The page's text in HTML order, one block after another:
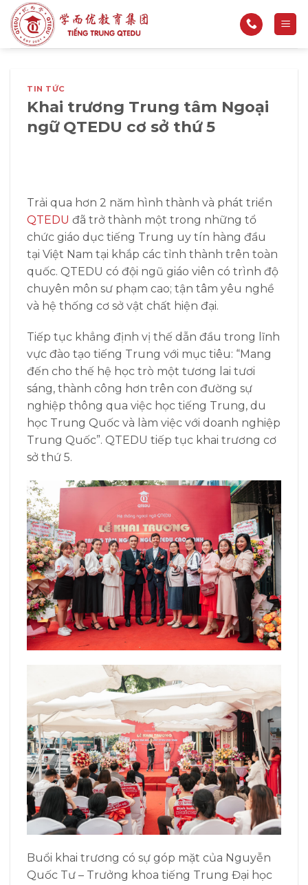
qua
nội
TIN TỨC
Khai trương Trung tâm Ngoại
ngữ QTEDU cơ sở thứ 5
Trải qua hơn 2 năm hình thành và phát triển
QTEDU đã trở thành một trong những tổ
chức giáo dục tiếng Trung uy tín hàng đầu
tại Việt Nam tại khắp các tỉnh thành trên toàn
quốc. QTEDU có đội ngũ giáo viên có trình độ
chuyên môn sư phạm cao; tận tâm yêu nghề
và hệ thống cơ sở vật chất hiện đại.
Tiếp tục khẳng định vị thế dẫn đầu trong lĩnh
vực đào tạo tiếng Trung với mục tiêu: “Mang
đến cho thế hệ học trò một tương lai tươi
sáng, thành công hơn trên con đường sự
nghiệp thông qua việc học tiếng Trung, du
học Trung Quốc và làm việc với doanh nghiệp
Trung Quốc”. QTEDU tiếp tục khai trương cơ
sở thứ 5.
Buổi khai trương có sự góp mặt của Nguyễn
Quốc Tư – Trưởng khoa tiếng Trung Đại học